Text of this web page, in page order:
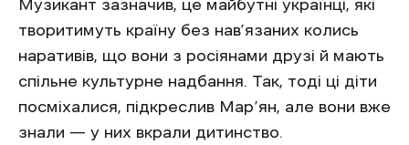
Музикант зазначив, це майбутні українці, які
творитимуть країну без нав’язаних колись
наративів, що вони з росіянами друзі й мають
спільне культурне надбання. Так, тоді ці діти
посміхалися, підкреслив Мар’ян, але вони вже
знали — у них вкрали дитинство.